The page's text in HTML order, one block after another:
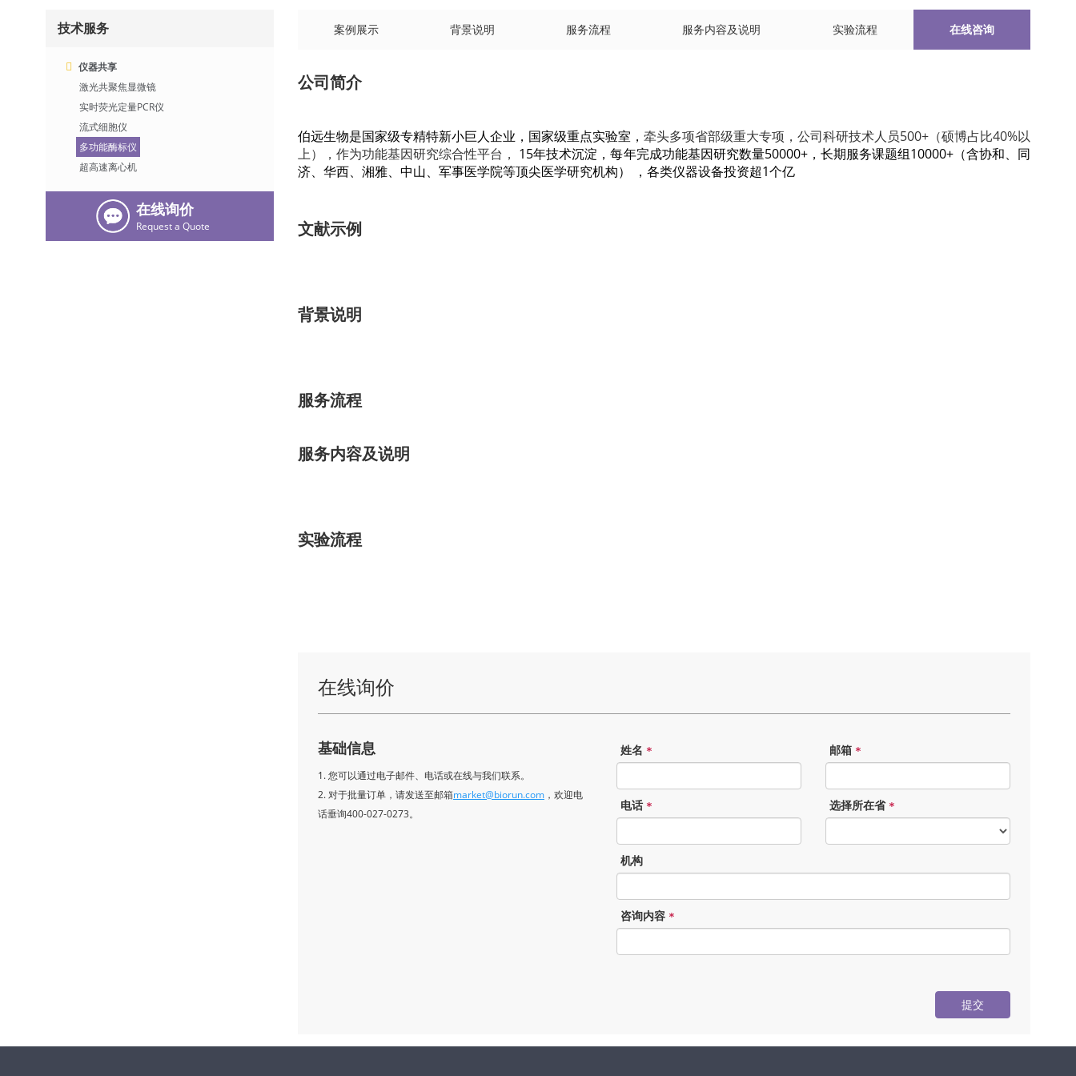
技术服务
仪器共享
激光共聚焦显微镜
实时荧光定量PCR仪
流式细胞仪
多功能酶标仪
超高速离心机
在线询价
Request a Quote
案例展示 背景说明 服务流程 服务内容及说明 实验流程 在线咨询
公司简介
伯远生物是国家级专精特新小巨人企业， 国家级重点实验室， 牵头多项省部级重大专项，公司科研技术人员500+（硕博占比40%以
上），作为功能基因研究综合性平台， 15年技术沉淀，每年完成功能基因研究数量50000+，长期服务课题组10000+（含协和、同
济、华西、湘雅、中山、军事医学院等顶尖医学研究机构）
， 各类仪器设备投资超1个亿
文献示例
背景说明
服务流程
服务内容及说明
实验流程
在线询价
基础信息
1. 您可以通过电子邮件、电话或在线与我们联系。
2. 对于批量订单，请发送至邮箱market@biorun.com ，欢迎电
话垂询400-027-0273。
姓名 * 邮箱 *
电话 * 选择所在省 *
机构
咨询内容 *
提交